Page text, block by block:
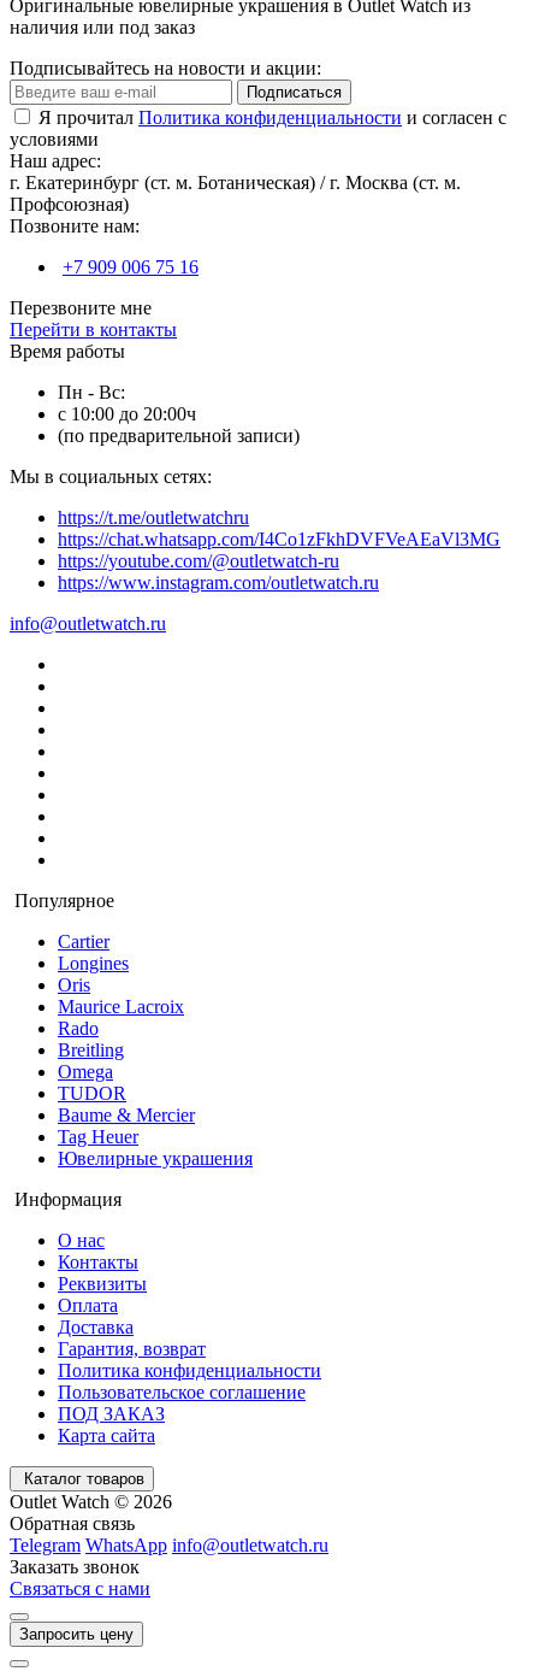
Оригинальные ювелирные украшения в Outlet Watch из
наличия или под заказ
Подписывайтесь на новости и акции:
Подписаться
Я прочитал Политика конфиденциальности и согласен с
условиями
Наш адрес:
г. Екатеринбург (ст. м. Ботаническая) / г. Москва (ст. м.
Профсоюзная)
Позвоните нам:
+7 909 006 75 16
Перезвоните мне
Перейти в контакты
Время работы
Пн - Вс:
с 10:00 до 20:00ч
(по предварительной записи)
Мы в социальных сетях:
https://t.me/outletwatchru
https://chat.whatsapp.com/I4Co1zFkhDVFVeAEaVl3MG
https://youtube.com/@outletwatch-ru
https://www.instagram.com/outletwatch.ru
info@outletwatch.ru
Популярное
Cartier
Longines
Oris
Maurice Lacroix
Rado
Breitling
Omega
TUDOR
Baume & Mercier
Tag Heuer
Ювелирные украшения
Информация
О нас
Контакты
Реквизиты
Оплата
Доставка
Гарантия, возврат
Политика конфиденциальности
Пользовательское соглашение
ПОД ЗАКАЗ
Карта сайта
Каталог товаров
Outlet Watch © 2026
Обратная связь
Telegram WhatsApp info@outletwatch.ru
Заказать звонок
Связаться с нами
Запросить цену